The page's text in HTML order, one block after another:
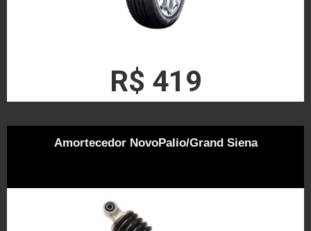
R$ 419
Amortecedor NovoPalio/Grand Siena